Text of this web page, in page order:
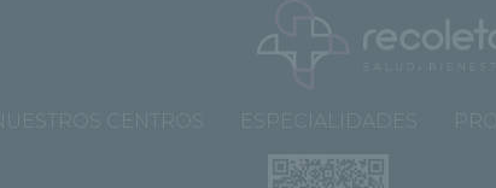
NUESTROS CENTROS ESPECIALIDADES